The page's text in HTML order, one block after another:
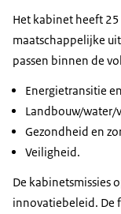
Het kabinet heeft
maatschappelijke
passen binnen de
Energietransitie
Landbouw/water/
Gezondheid en
Veiligheid.
De kabinetsmissies
innovatiebeleid. De